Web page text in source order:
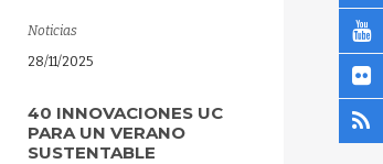
Noticias
28/11/2025
40 INNOVACIONES UC
PARA UN VERANO
SUSTENTABLE